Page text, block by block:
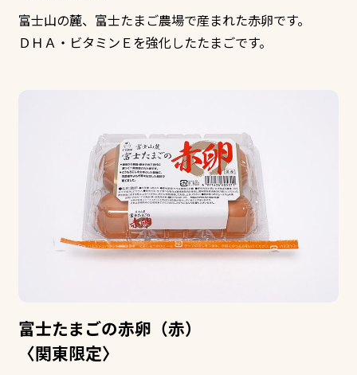
富士山の麓、富士たまご農場で産まれた赤卵です。
ＤＨＡ・ビタミンＥを強化したたまごです。
富士たまごの赤卵（赤）
〈関東限定〉